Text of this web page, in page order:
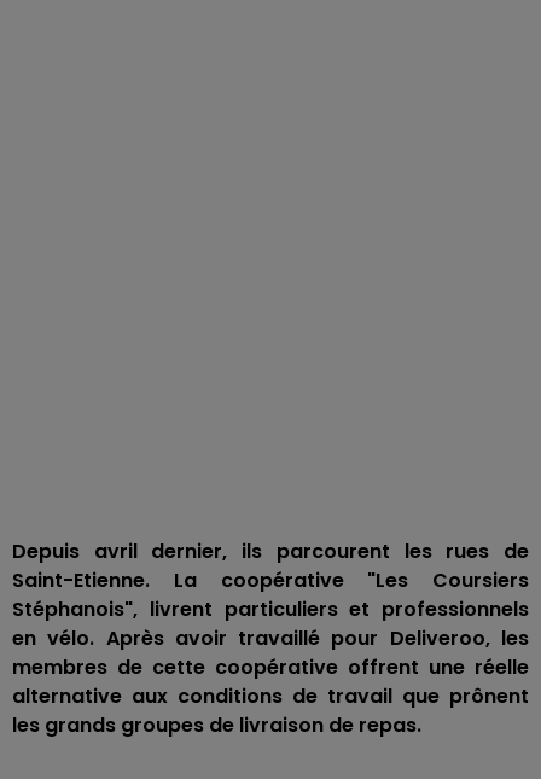
Depuis avril dernier, ils parcourent les rues de
Saint-Etienne. La coopérative "Les Coursiers
Stéphanois", livrent particuliers et professionnels
en vélo. Après avoir travaillé pour Deliveroo, les
membres de cette coopérative offrent une réelle
alternative aux conditions de travail que prônent
les grands groupes de livraison de repas.